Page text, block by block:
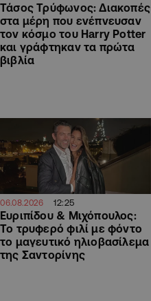
Τάσος Τρύφωνος: Διακοπές
στα μέρη που ενέπνευσαν
τον κόσμο του Harry Potter
και γράφτηκαν τα πρώτα
βιβλία
06.08.2026 12:25
Ευριπίδου & Μιχόπουλος:
Το τρυφερό φιλί με φόντο
το μαγευτικό ηλιοβασίλεμα
της Σαντορίνης